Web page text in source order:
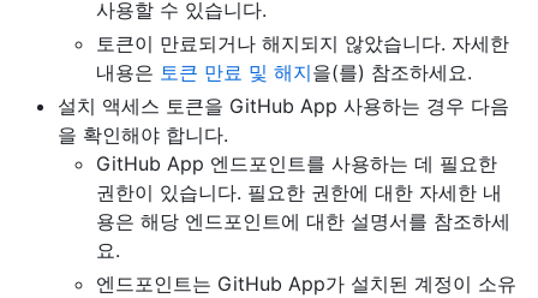
사용할 수 있습니다.
토큰이 만료되거나 해지되지 않았습니다. 자세한
내용은 토큰 만료 및 해지을(를) 참조하세요.
설치 액세스 토큰을 GitHub App 사용하는 경우 다음
을 확인해야 합니다.
GitHub App 엔드포인트를 사용하는 데 필요한
권한이 있습니다. 필요한 권한에 대한 자세한 내
용은 해당 엔드포인트에 대한 설명서를 참조하세
요.
엔드포인트는 GitHub App가 설치된 계정이 소유